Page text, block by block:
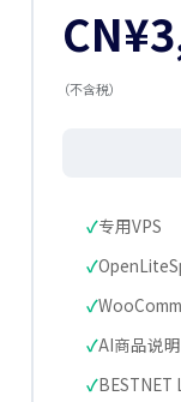
（不含税）
专用VPS
AI商品说
BESTNET